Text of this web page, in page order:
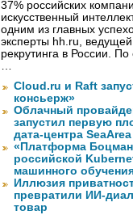
37% российских
искусственный
одним из главных
эксперты hh.ru,
рекрутинга в России.
…
Cloud.ru и Raft
консьерж»
Облачный
запустил первую
дата-центра
«Платформа
российской
машинного
Иллюзия
превратили ИИ-
товар